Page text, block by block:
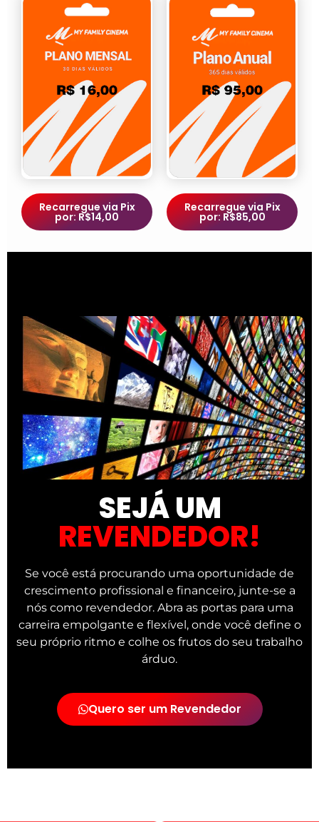
Recarregue via Pix
por: R$14,00
Recarregue via Pix
por: R$85,00
SEJÁ UM
REVENDEDOR!
Se você está procurando uma oportunidade de
crescimento profissional e financeiro, junte-se a
nós como revendedor. Abra as portas para uma
carreira empolgante e flexível, onde você define o
seu próprio ritmo e colhe os frutos do seu trabalho
árduo.
Quero ser um Revendedor